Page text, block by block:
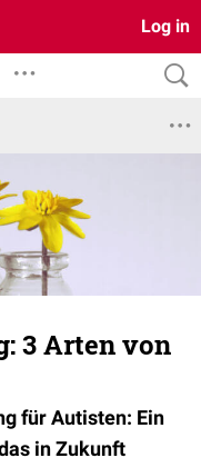
Log in
3 Arten von
für Autisten: Ein
in Zukunft